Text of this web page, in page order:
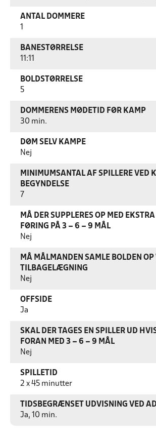
ANTAL DOMMERE
BANESTØRRELSE
11:11
BOLDSTØRRELSE
5
DOMMERENS MØDETID FØR KAMP
30 min.
DØM SELV KAMPE
Nej
MINIMUMSANTAL AF SPILLERE VED
BEGYNDELSE
7
MÅ DER SUPPLERES OP MED
FØRING PÅ 3 – 6 – 9 MÅL
Nej
MÅ MÅLMANDEN SAMLE BOLDEN OP
TILBAGELÆGNING
Nej
OFFSIDE
Ja
SKAL DER TAGES EN SPILLER UD
FORAN MED 3 – 6 – 9 MÅL
Nej
SPILLETID
2 x 45 minutter
TIDSBEGRÆNSET UDVISNING VED
Ja, 10 min.